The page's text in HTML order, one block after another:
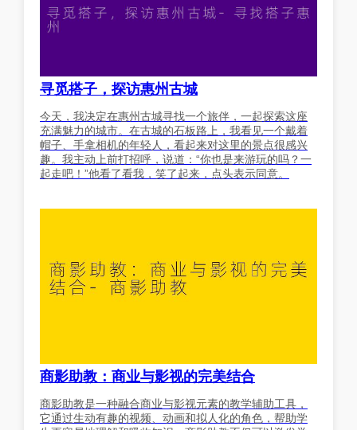
寻觅搭子，探访惠州古城
今天，我决定在惠州古城寻找一个旅伴，一起探索这座
充满魅力的城市。在古城的石板路上，我看见一个戴着
帽子、手拿相机的年轻人，看起来对这里的景点很感兴
趣。我主动上前打招呼，说道：“你也是来游玩的吗？一
起走吧！”他看了看我，笑了起来，点头表示同意。
商影助教：商业与影视的完美结合
商影助教是一种融合商业与影视元素的教学辅助工具，
它通过生动有趣的视频、动画和拟人化的角色，帮助学